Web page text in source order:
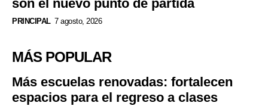
son el nuevo punto de partida
PRINCIPAL 7 agosto, 2026
MÁS POPULAR
Más escuelas renovadas: fortalecen
espacios para el regreso a clases